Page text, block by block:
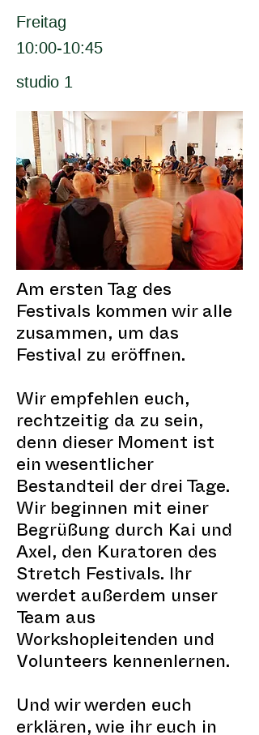
Freitag
10:00-10:45
studio 1
Am ersten Tag des
Festivals kommen wir alle
zusammen, um das
Festival zu eröffnen.
Wir empfehlen euch,
rechtzeitig da zu sein,
denn dieser Moment ist
ein wesentlicher
Bestandteil der drei Tage.
Wir beginnen mit einer
Begrüßung durch Kai und
Axel, den Kuratoren des
Stretch Festivals. Ihr
werdet außerdem unser
Team aus
Workshopleitenden und
Volunteers kennenlernen.
Und wir werden euch
erklären, wie ihr euch in